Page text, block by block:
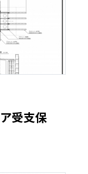
受支保